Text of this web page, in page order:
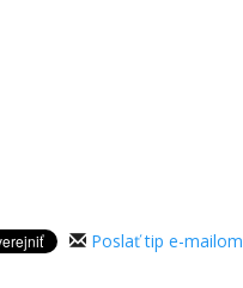
Poslať tip e-mailom